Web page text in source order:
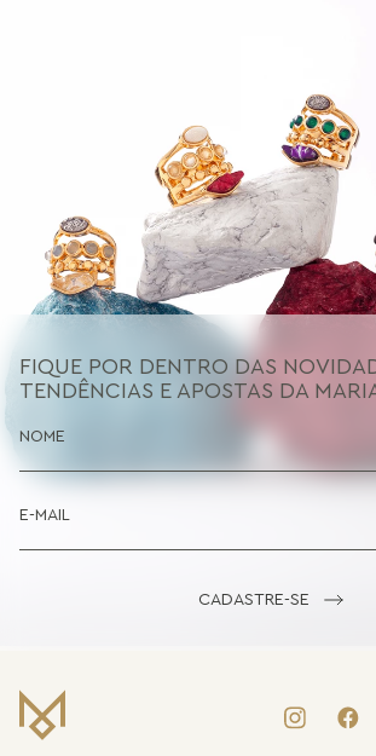
FIQUE POR DENTRO DAS
TENDÊNCIAS E APOSTAS DA
CADASTRE-SE